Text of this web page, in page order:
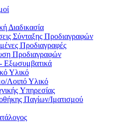
Διαδικασία
Σύνταξης Προδιαγραφών
Προδιαγραφές
Προδιαγραφών
Εξωσυμβατικά
Υλικό
Λοιπό Υλικό
Yπηρεσίας
Παγίων/Ιματισμού